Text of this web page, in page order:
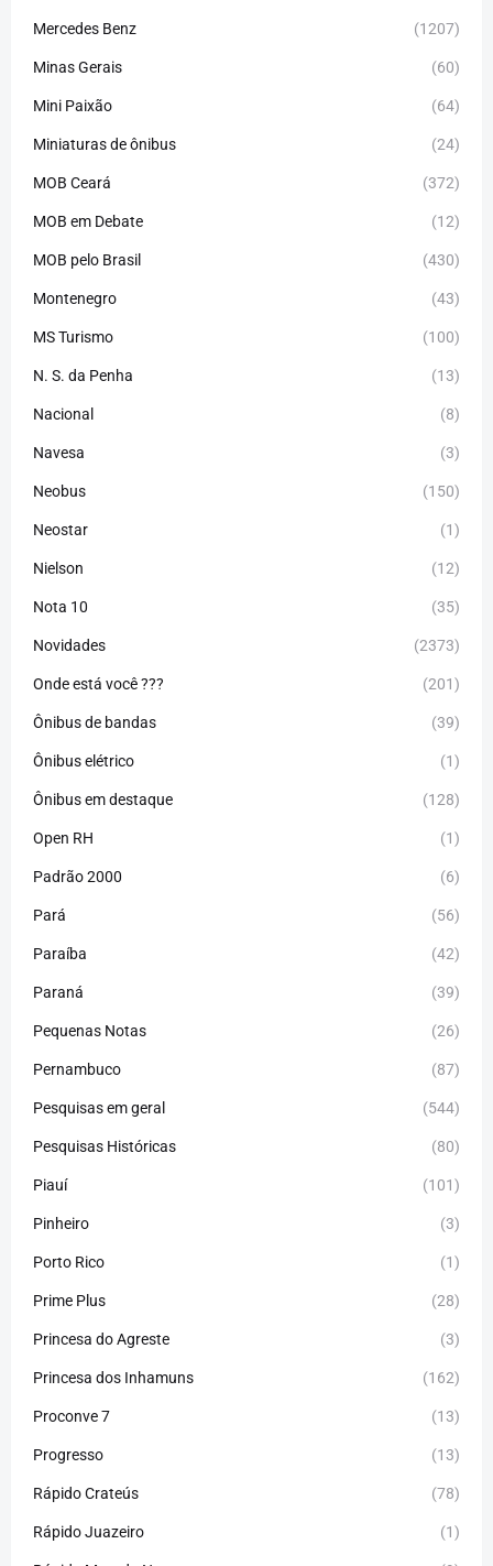
Mercedes Benz (1207)
Minas Gerais (60)
Mini Paixão (64)
Miniaturas de ônibus (24)
MOB Ceará (372)
MOB em Debate (12)
MOB pelo Brasil (430)
Montenegro (43)
MS Turismo (100)
N. S. da Penha (13)
Nacional (8)
Navesa (3)
Neobus (150)
Neostar (1)
Nielson (12)
Nota 10 (35)
Novidades (2373)
Onde está você ??? (201)
Ônibus de bandas (39)
Ônibus elétrico (1)
Ônibus em destaque (128)
Open RH (1)
Padrão 2000 (6)
Pará (56)
Paraíba (42)
Paraná (39)
Pequenas Notas (26)
Pernambuco (87)
Pesquisas em geral (544)
Pesquisas Históricas (80)
Piauí (101)
Pinheiro (3)
Porto Rico (1)
Prime Plus (28)
Princesa do Agreste (3)
Princesa dos Inhamuns (162)
Proconve 7 (13)
Progresso (13)
Rápido Crateús (78)
Rápido Juazeiro (1)